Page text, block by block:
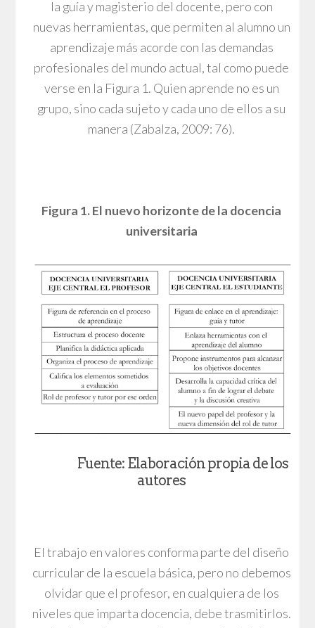
la guía y magisterio del docente, pero con
nuevas herramientas, que permiten al alumno un
aprendizaje más acorde con las demandas
profesionales del mundo actual, tal como puede
verse en la Figura 1. Quien aprende no es un
grupo, sino cada sujeto y cada uno de ellos a su
manera (Zabalza, 2009: 76).
Figura 1. El nuevo horizonte de la docencia
universitaria
Fuente: Elaboración propia de los
autores
El trabajo en valores conforma parte del diseño
curricular de la escuela básica, pero no debemos
olvidar que el profesor, en cualquiera de los
niveles que imparta docencia, debe trasmitirlos.